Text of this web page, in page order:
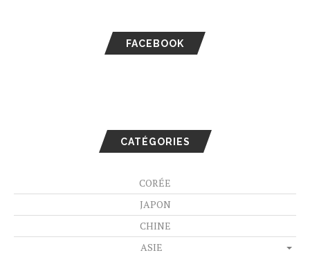
FACEBOOK
CATÉGORIES
CORÉE
JAPON
CHINE
ASIE